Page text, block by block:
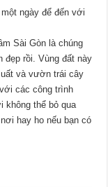
ngày để đến với
Sài Gòn là chúng
rồi. Vùng đất này
và vườn trái cây
các công trình
không thể bỏ qua
hay ho nếu bạn có